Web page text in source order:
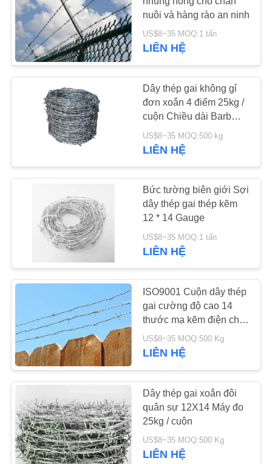
THAM
QUAN
NHÀ
MÁY
CHẤT
LƯỢNG
LIÊN
CHÚNG
TÔI
TIN
TỨC
YÊU
CẦU
BÁO
GIÁ
Kim loại đóng gói
ngẫu nhiên
Lưới dây Gabion
103
Lưới thép lối đi
Bộ lọc lưới thép
không gỉ
76
nuôi và hàng rào an ninh
US$8~35 MOQ:1 tấn
LIÊN HỆ
Dây thép gai không gỉ
đơn xoắn 4 điểm 25kg /
cuộn Chiều dài Barb
15mm để an toàn
US$8~35 MOQ:500 kg
LIÊN HỆ
Bức tường biên giới Sợi
dây thép gai thép kẽm
12 * 14 Gauge
US$8~35 MOQ:1 tấn
LIÊN HỆ
ISO9001 Cuộn dây thép
gai cường độ cao 14
thước mạ kẽm điện cho
quân đội
US$8~35 MOQ:500 Kg
LIÊN HỆ
Dây thép gai xoắn đôi
quân sự 12X14 Máy đo
25kg / cuộn
US$8~35 MOQ:500 Kg
LIÊN HỆ